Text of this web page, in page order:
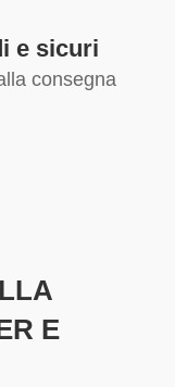
e sicuri
consegna
E